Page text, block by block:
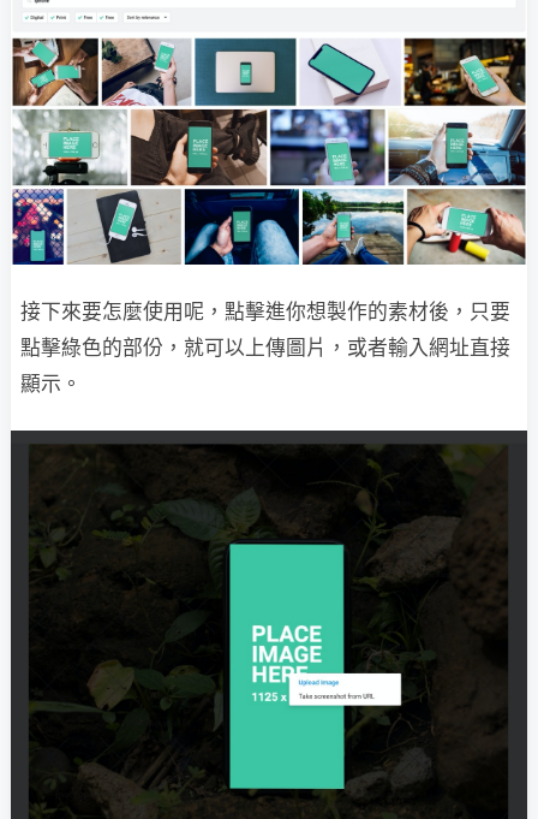
接下來要怎麼使用呢，點擊進你想製作的素材後，只要
點擊綠色的部份，就可以上傳圖片，或者輸入網址直接
顯示。